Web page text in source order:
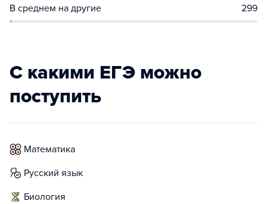
В среднем на другие 299
С какими ЕГЭ можно
поступить
математика
русский язык
биология